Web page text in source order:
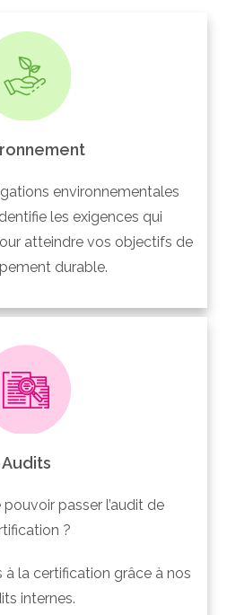
environnementales
les exigences qui
atteindre vos objectifs de
durable.
Audits
passer l’audit de
?
à la certification grâce à nos
internes.